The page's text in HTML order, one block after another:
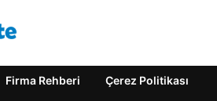
Firma Rehberi Çerez Politikası